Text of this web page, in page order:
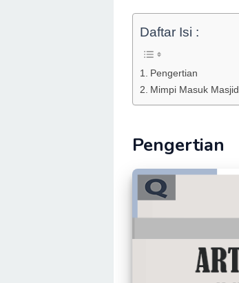
Daftar Isi :
Pengertian
Mimpi Masuk Masjid
Pengertian